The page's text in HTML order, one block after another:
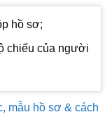
hồ sơ;
chiếu của người
mẫu hồ sơ & cách